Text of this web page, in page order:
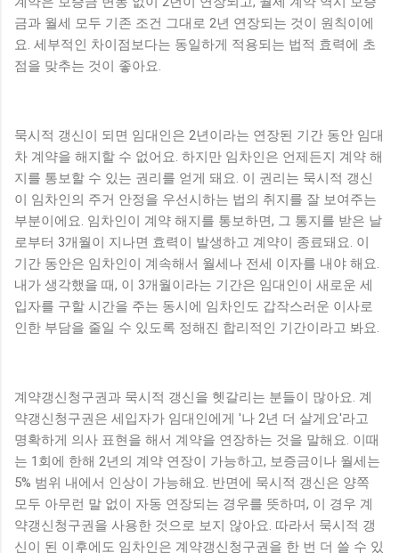
금과 월세 모두 기존 조건 그대로 2년 연장되는 것이 원칙이에
요. 세부적인 차이점보다는 동일하게 적용되는 법적 효력에 초
점을 맞추는 것이 좋아요.
묵시적 갱신이 되면 임대인은 2년이라는 연장된 기간 동안 임대
차 계약을 해지할 수 없어요. 하지만 임차인은 언제든지 계약 해
지를 통보할 수 있는 권리를 얻게 돼요. 이 권리는 묵시적 갱신
이 임차인의 주거 안정을 우선시하는 법의 취지를 잘 보여주는
부분이에요. 임차인이 계약 해지를 통보하면, 그 통지를 받은 날
로부터 3개월이 지나면 효력이 발생하고 계약이 종료돼요. 이
기간 동안은 임차인이 계속해서 월세나 전세 이자를 내야 해요.
내가 생각했을 때, 이 3개월이라는 기간은 임대인이 새로운 세
입자를 구할 시간을 주는 동시에 임차인도 갑작스러운 이사로
인한 부담을 줄일 수 있도록 정해진 합리적인 기간이라고 봐요.
계약갱신청구권과 묵시적 갱신을 헷갈리는 분들이 많아요. 계
약갱신청구권은 세입자가 임대인에게 '나 2년 더 살게요'라고
명확하게 의사 표현을 해서 계약을 연장하는 것을 말해요. 이때
는 1회에 한해 2년의 계약 연장이 가능하고, 보증금이나 월세는
5% 범위 내에서 인상이 가능해요. 반면에 묵시적 갱신은 양쪽
모두 아무런 말 없이 자동 연장되는 경우를 뜻하며, 이 경우 계
약갱신청구권을 사용한 것으로 보지 않아요. 따라서 묵시적 갱
신이 된 이후에도 임차인은 계약갱신청구권을 한 번 더 쓸 수 있